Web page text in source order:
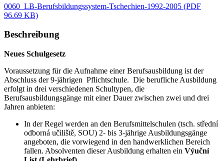
0060_LB-Berufsbildungssystem-Tschechien-1992-2005 (PDF
96.69 KB)
Beschreibung
Neues Schulgesetz
Voraussetzung für die Aufnahme einer Berufsausbildung ist der
Abschluss der 9-jährigen Pflichtschule. Die berufliche Ausbildung
erfolgt in drei verschiedenen Schultypen, die
Berufsausbildungsgänge mit einer Dauer zwischen zwei und drei
Jahren anbieten:
In der Regel werden an den Berufsmittelschulen (tsch. střední
odborná učiliště, SOU) 2- bis 3-jährige Ausbildungsgänge
angeboten, die vorwiegend in den handwerklichen Bereich
fallen. Absolventen dieser Ausbildung erhalten ein Výuční